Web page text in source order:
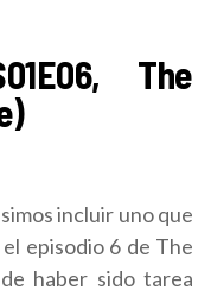
The
incluir uno que
episodio 6 de The
haber sido tarea